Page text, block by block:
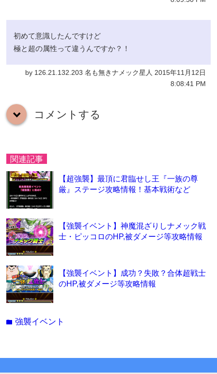
初めて意識したんですけど
極と超の属性って違うんですか？！
by 126.21.132.203 名も無きナメック星人 2015年11月12日
8:08:41 PM
down コメントする
関連記事
【超強襲】最頂に君臨せし王『一族の尊
厳』ステージ攻略情報！基本戦術など
【強襲イベント】神魔混ざりしナメック戦
士・ピッコロのHP,被ダメージ等攻略情報
【強襲イベント】成功？失敗？合体超戦士
のHP,被ダメージ等攻略情報
folder強襲イベント